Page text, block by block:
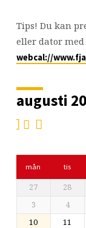
Kalender
Tips! Du kan
eller dator med
webcal://
augusti
mån tis
27 28
3
4
10
11